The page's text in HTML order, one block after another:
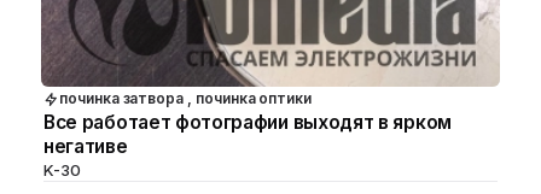
починка затвора , починка оптики
Все работает фотографии выходят в ярком
негативе
K-30